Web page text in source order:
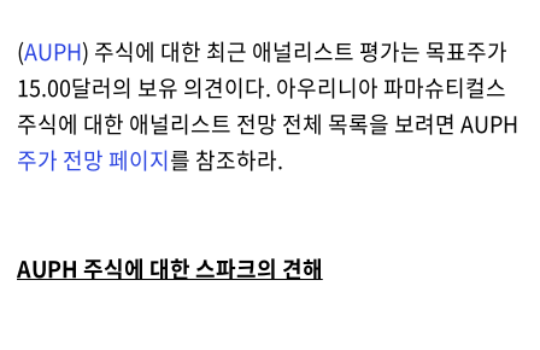
(AUPH) 주식에 대한 최근 애널리스트 평가는 목표주가
15.00달러의 보유 의견이다. 아우리니아 파마슈티컬스
주식에 대한 애널리스트 전망 전체 목록을 보려면 AUPH
주가 전망 페이지를 참조하라.
AUPH 주식에 대한 스파크의 견해